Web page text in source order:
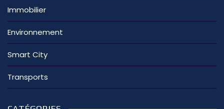
Immobilier
Environnement
Smart City
Transports